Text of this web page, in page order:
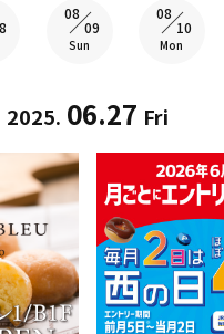
08
09
Sun
08
10
Mon
2025. 06.27 Fri